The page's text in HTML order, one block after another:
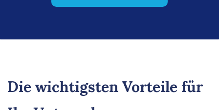
Die wichtigsten Vorteile für